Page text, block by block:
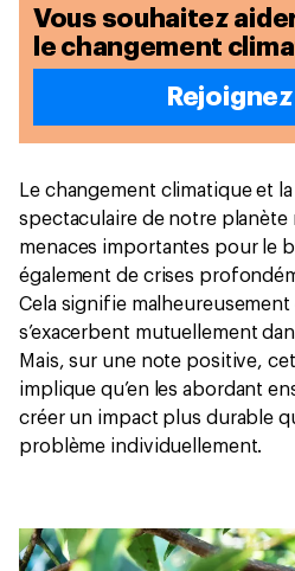
Vous souhaitez
le changement
Le changement climatique et
spectaculaire de notre
menaces importantes pour le
également de crises
Cela signifie
s’exacerbent mutuellement
Mais, sur une note positive,
implique qu’en les abordant
créer un impact plus durable
problème individuellement.